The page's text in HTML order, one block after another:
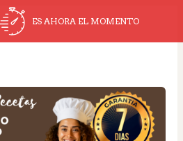
ES AHORA EL MOMENTO